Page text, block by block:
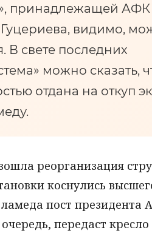
принадлежащей АФК
видимо,
свете последних
можно сказать,
отдана на откуп
реорганизация
коснулись
пост президента
передаст кресло